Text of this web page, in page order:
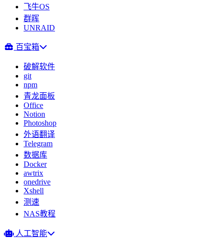
飞牛OS
群晖
UNRAID
百宝箱
破解软件
git
npm
青龙面板
Office
Notion
Photoshop
外语翻译
Telegram
数据库
Docker
awtrix
onedrive
Xshell
测速
NAS教程
人工智能